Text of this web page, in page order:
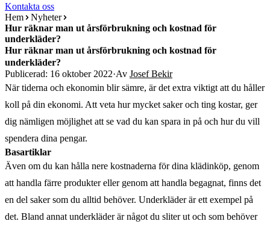
Kontakta oss
Hem
Nyheter
Hur räknar man ut årsförbrukning och kostnad för
underkläder?
Hur räknar man ut årsförbrukning och kostnad för
underkläder?
Publicerad: 16 oktober 2022·Av Josef Bekir
När tiderna och ekonomin blir sämre, är det extra viktigt att du håller
koll på din ekonomi. Att veta hur mycket saker och ting kostar, ger
dig nämligen möjlighet att se vad du kan spara in på och hur du vill
spendera dina pengar.
Basartiklar
Även om du kan hålla nere kostnaderna för dina klädinköp, genom
att handla färre produkter eller genom att handla begagnat, finns det
en del saker som du alltid behöver. Underkläder är ett exempel på
det. Bland annat underkläder är något du sliter ut och som behöver